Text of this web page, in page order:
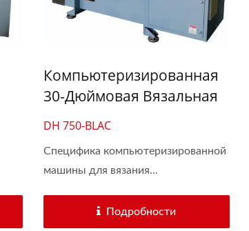
Компьютеризированная
30-Дюймовая Вязальная
Машина Для Слепой
DH 750-BLAC
Специфика компьютеризированной
машины для вязания...
Подробности